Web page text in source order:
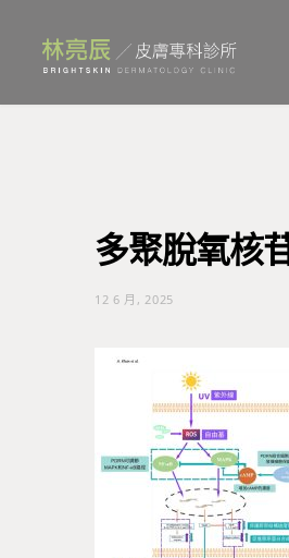
多聚脫氧核
12 6 月, 2025